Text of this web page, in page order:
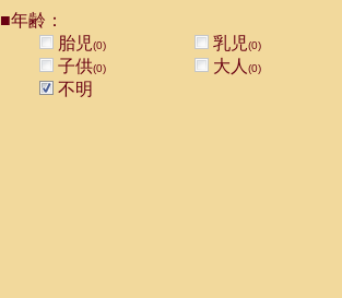
■年齢：
胎児(0) 乳児(0)
子供(0) 大人 (0)
不明